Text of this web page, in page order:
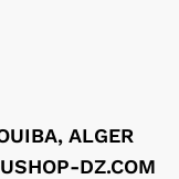
ALGER
DZ.COM